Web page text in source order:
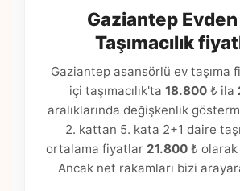
Gaziantep Evden
Taşımacılık
Gaziantep asansörlü ev taşıma
içi taşımacılık'ta 18.800 ₺ ila
aralıklarında değişkenlik
2. kattan 5. kata 2+1 daire
ortalama fiyatlar 21.800 ₺
Ancak net rakamları bizi